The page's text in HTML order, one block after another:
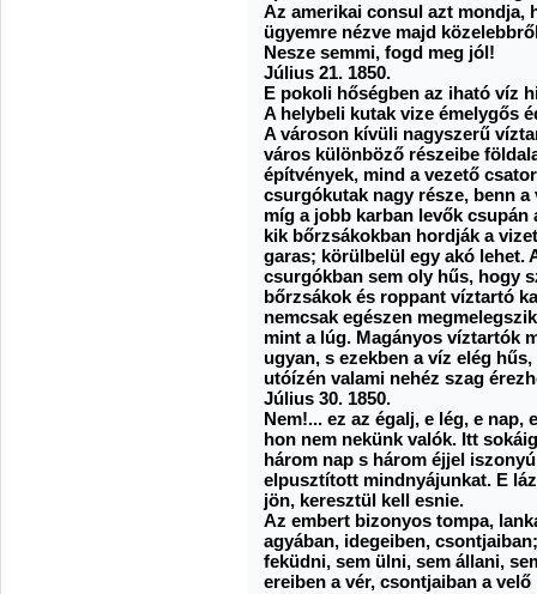
Az amerikai consul azt mondja,
ügyemre nézve majd
Nesze semmi, fogd meg jól!
Július 21. 1850.
E pokoli hőségben az iható víz
A helybeli kutak vize émelygős
A városon kívüli nagyszerű
város különböző részeibe
építvények, mind a vezető
csurgókutak nagy része, benn
míg a jobb karban levők
kik bőrzsákokban hordják a
garas; körülbelül egy akó lehet.
csurgókban sem oly hűs, hogy
bőrzsákok és roppant víztartó
nemcsak egészen
mint a lúg. Magányos víztartók
ugyan, s ezekben a víz elég
utóízén valami nehéz szag
Július 30. 1850.
Nem!... ez az égalj, e lég, e nap,
hon nem nekünk valók. Itt
három nap s három éjjel
elpusztított mindnyájunkat. E
jön, keresztül kell esnie.
Az embert bizonyos tompa,
agyában, idegeiben,
feküdni, sem ülni, sem állani,
ereiben a vér, csontjaiban a